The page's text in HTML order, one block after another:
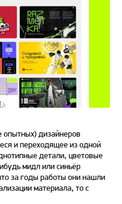
дизайнеров
и переходящее из одной
детали, цветовые
мидл или синьёр
за годы работы они нашли
материала, то с